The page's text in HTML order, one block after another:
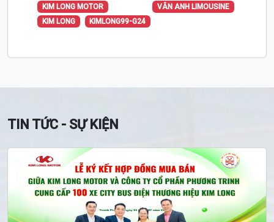
KIM LONG MOTOR
VÂN ANH LIMOUSINE
KIM LONG
KIMLONG99-G24
TIN TỨC - SỰ KIỆN